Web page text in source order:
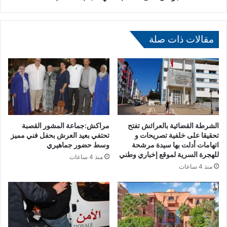
إ
ا
م
ي
ة
ت
س
ل
ط
ا
ل
ض
و
ع
ل
ى
أ
ف
د
ر
ا
ل
ي
ة
ا
ل
إ
ف
ر
ق
ي
ة
…
مقالات ذات صلة
الشرطة القضائية بالعرائش تفتح
تحقيقا على خلفية تصريحات و
اتهامات أدلت بها سيدة مرشحة
للهجرة السرية لموقع إخباري وطني
منذ 4 ساعات
مراكش:جماعة المشور القصبة
تحتفي بعيد العرش بحفل فني مميز
وسط حضور جماهيري
منذ 4 ساعات